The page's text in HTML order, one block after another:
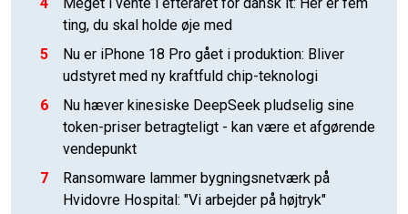
ting, du skal holde øje med
5
Nu er iPhone 18 Pro gået i produktion: Bliver
udstyret med ny kraftfuld chip-teknologi
6
Nu hæver kinesiske DeepSeek pludselig sine
token-priser betragteligt - kan være et afgørende
vendepunkt
7
Ransomware lammer bygningsnetværk på
Hvidovre Hospital: "Vi arbejder på højtryk"